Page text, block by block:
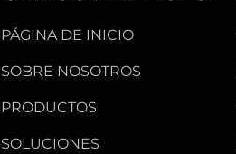
PÁGINA DE INICIO
SOBRE NOSOTROS
PRODUCTOS
SOLUCIONES